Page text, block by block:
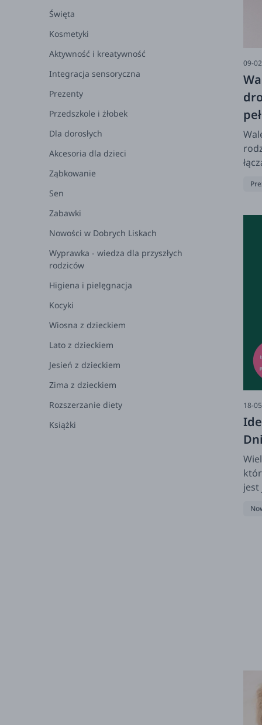
Święta
Kosmetyki
Aktywność i kreatywność
Integracja sensoryczna
Prezenty
Przedszkole i żłobek
Dla dorosłych
Akcesoria dla dzieci
Ząbkowanie
Sen
Zabawki
Nowości w Dobrych Liskach
Wyprawka - wiedza dla przyszłych
rodziców
Higiena i pielęgnacja
Kocyki
Wiosna z dzieckiem
Lato z dzieckiem
Jesień z dzieckiem
Zima z dzieckiem
Rozszerzanie diety
Książki
09-
18-
jest